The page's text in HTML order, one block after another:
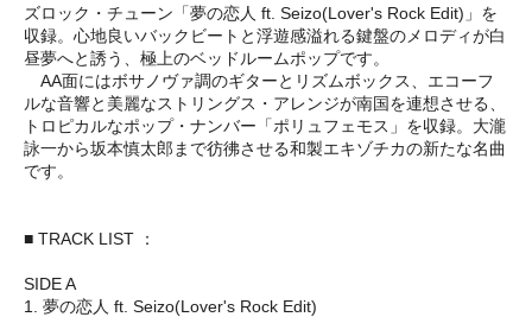
ズロック・チューン「夢の恋人 ft. Seizo(Lover's Rock Edit)」を
収録。心地良いバックビートと浮遊感溢れる鍵盤のメロディが白
昼夢へと誘う、極上のベッドルームポップです。
AA面にはボサノヴァ調のギターとリズムボックス、エコーフ
ルな音響と美麗なストリングス・アレンジが南国を連想させる、
トロピカルなポップ・ナンバー「ポリュフェモス」を収録。大瀧
詠一から坂本慎太郎まで彷彿させる和製エキゾチカの新たな名曲
です。
■ TRACK LIST ：
SIDE A
1. 夢の恋人 ft. Seizo(Lover's Rock Edit)